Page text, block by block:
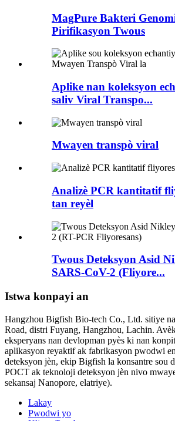
MagPure Bakteri
Pirifikasyon Twous
Aplike nan koleksyon
saliv Viral Transpo...
Mwayen transpò viral
Analizè PCR kantitatif
tan reyèl
Twous Deteksyon Asid
SARS-CoV-2 (Fliyore...
Istwa konpayi an
Hangzhou Bigfish Bio-tech Co., Ltd. sitiye
Road, distri Fuyang, Hangzhou, Lachin.
eksperyans nan devlopman pyès ki nan
aplikasyon reyaktif ak fabrikasyon pwodwi
deteksyon jèn, ekip Bigfish la konsantre sou
POCT ak teknoloji deteksyon jèn nivo
sekansaj Nanopore, elatriye).
Lakay
Pwodwi yo